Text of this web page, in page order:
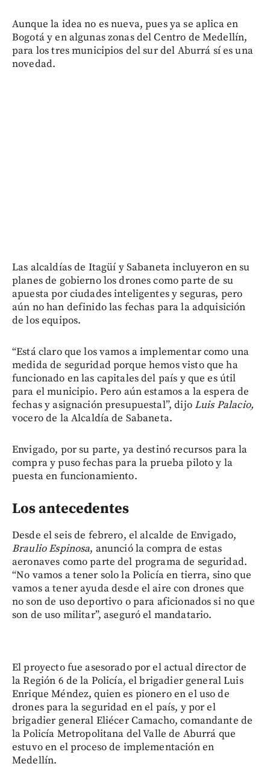
Aunque la idea no es nueva, pues ya se aplica en
Bogotá y en algunas zonas del Centro de Medellín,
para los tres municipios del sur del Aburrá sí es una
novedad.
Las alcaldías de Itagüí y Sabaneta incluyeron en su
planes de gobierno los drones como parte de su
apuesta por ciudades inteligentes y seguras, pero
aún no han definido las fechas para la adquisición
de los equipos.
“Está claro que los vamos a implementar como una
medida de seguridad porque hemos visto que ha
funcionado en las capitales del país y que es útil
para el municipio. Pero aún estamos a la espera de
fechas y asignación presupuestal”, dijoLuis Palacio,
vocero de la Alcaldía de Sabaneta.
Envigado, por su parte, ya destinó recursos para la
compra y puso fechas para la prueba piloto y la
puesta en funcionamiento.
Los antecedentes
Desde el seis de febrero, el alcalde de Envigado,
Braulio Espinosa, anunció la compra de estas
aeronaves como parte del programa de seguridad.
“No vamos a tener solo la Policía en tierra, sino que
vamos a tener ayuda desde el aire con drones que
no son de uso deportivo o para aficionados si no que
son de uso militar”, aseguró el mandatario.
El proyecto fue asesorado por el actual director de
la Región 6 de la Policía, el brigadier general Luis
Enrique Méndez, quien es pionero en el uso de
drones para la seguridad en el país, y por el
brigadier general Eliécer Camacho, comandante de
la Policía Metropolitana del Valle de Aburrá que
estuvo en el proceso de implementación en
Medellín.